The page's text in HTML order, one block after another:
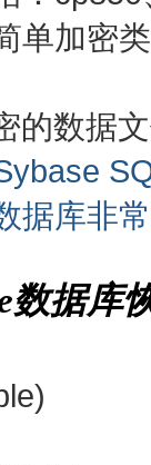
单加密
的数据
据库非
数据